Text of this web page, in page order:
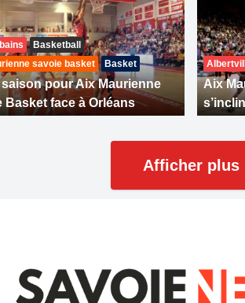
Basketball
savoie basket
Basket
saison pour Aix Maurienne
Basket face à Orléans
Aix
Afficher plus